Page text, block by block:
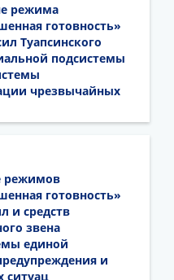
режима
готовность»
Туапсинского
подсистемы
чрезвычайных
режимов
готовность»
и средств
звена
единой
и
ситуац